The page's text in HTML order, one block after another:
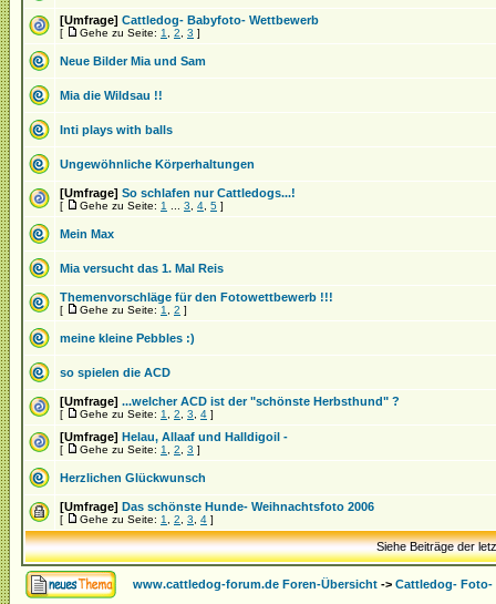
[Umfrage] Cattledog- Babyfoto- Wettbewerb
[ Gehe zu Seite: 1 2 3 ]
Neue Bilder Mia und Sam
Mia die Wildsau !!
Inti plays with balls
Ungewöhnliche Körperhaltungen
[Umfrage] So schlafen nur Cattledogs...!
[ Gehe zu Seite: 1 3 4 5 ]
Mein Max
Mia versucht das 1. Mal Reis
Themenvorschläge für den Fotowettbewerb !!!
[ Gehe zu Seite: 1 2 ]
meine kleine Pebbles :)
so spielen die ACD
[Umfrage] ...welcher ACD ist der "schönste Herbsthund" ?
[ Gehe zu Seite: 1 2 3 4 ]
[Umfrage] Helau, Allaaf und Halldigoil -
[ Gehe zu Seite: 1 2 3 ]
Herzlichen Glückwunsch
[Umfrage] Das schönste Hunde- Weihnachtsfoto 2006
[ Gehe zu Seite: 1 2 3 4 ]
Siehe Beiträge der
www.cattledog-forum.de Foren-Übersicht -> Cattledog- Foto-